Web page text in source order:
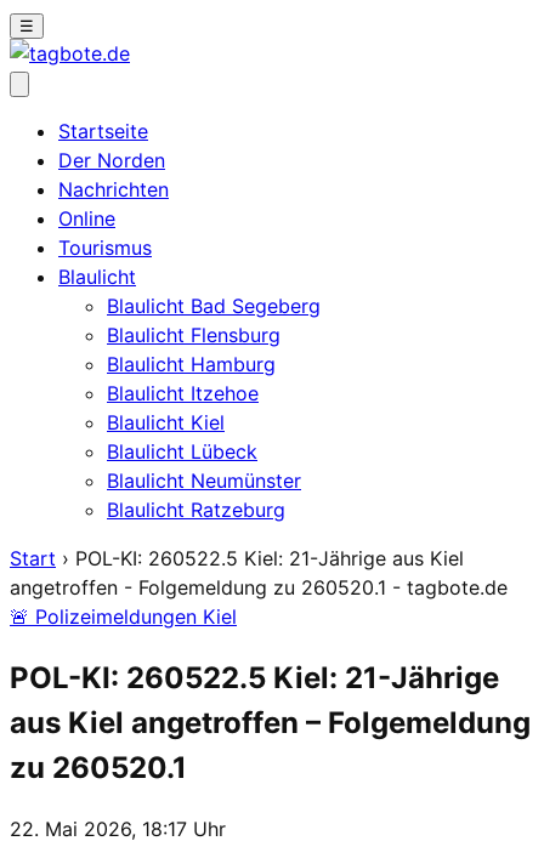
☰
Startseite
Der Norden
Nachrichten
Online
Tourismus
Blaulicht
Blaulicht Bad Segeberg
Blaulicht Flensburg
Blaulicht Hamburg
Blaulicht Itzehoe
Blaulicht Kiel
Blaulicht Lübeck
Blaulicht Neumünster
Blaulicht Ratzeburg
Start › POL-KI: 260522.5 Kiel: 21-Jährige aus Kiel
angetroffen - Folgemeldung zu 260520.1 - tagbote.de
🚨 Polizeimeldungen Kiel
POL-KI: 260522.5 Kiel: 21-Jährige
aus Kiel angetroffen – Folgemeldung
zu 260520.1
22. Mai 2026, 18:17 Uhr